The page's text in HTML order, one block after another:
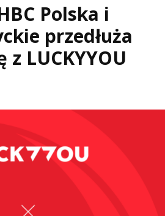
Polska i
przedłuża
z LUCKYYOU